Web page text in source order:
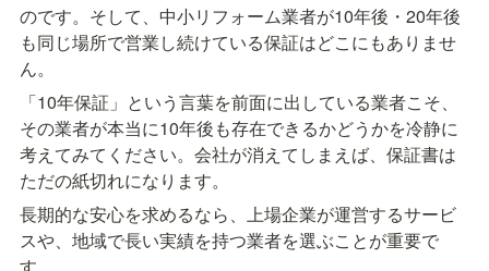
のです。そして、中小リフォーム業者が10年後・20年後
も同じ場所で営業し続けている保証はどこにもありませ
ん。
「10年保証」という言葉を前面に出している業者こそ、
その業者が本当に10年後も存在できるかどうかを冷静に
考えてみてください。会社が消えてしまえば、保証書は
ただの紙切れになります。
長期的な安心を求めるなら、上場企業が運営するサービ
スや、地域で長い実績を持つ業者を選ぶことが重要で